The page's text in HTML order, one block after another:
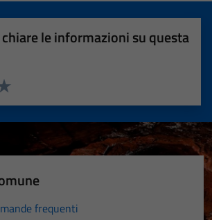
le informazioni su questa
5 stelle su 5
4 stelle su 5
su 5
su 5
5
frequenti